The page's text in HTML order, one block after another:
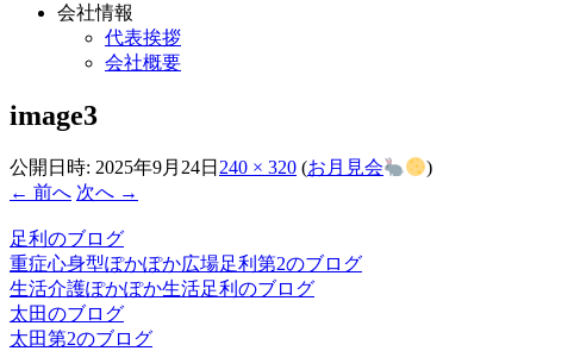
会社情報
代表挨拶
会社概要
image3
公開日時: 2025年9月24日 240 × 320 (お月見会
)
← 前へ 次へ →
足利のブログ
重症心身型ぽかぽか広場足利第2のブログ
生活介護ぽかぽか生活足利のブログ
太田のブログ
太田第2のブログ